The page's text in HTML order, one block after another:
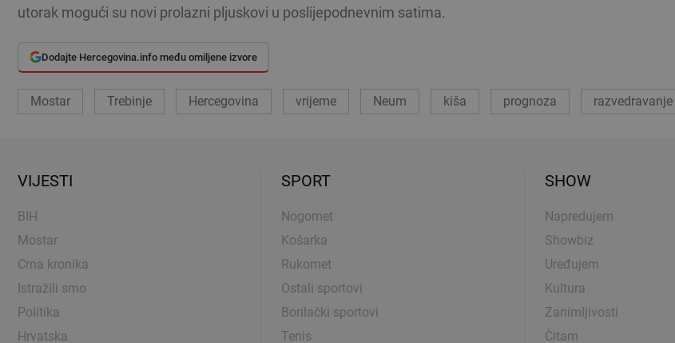
utorak mogući su novi prolazni pljuskovi u poslijepodnevnim satima.
Dodajte Hercegovina.info među omiljene izvore
Mostar Trebinje Hercegovina vrijeme Neum kiša prognoza razvedravanje
VIJESTI
BIH
Mostar
Crna kronika
Istražili smo
Politika
Hrvatska
SPORT
Nogomet
Košarka
Rukomet
Ostali sportovi
Borilački sportovi
Tenis
SHOW
Napredujem
Showbiz
Uređujem
Kultura
Zanimljivosti
Čitam